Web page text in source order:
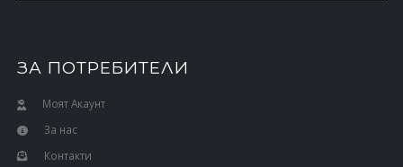
ЗА ПОТРЕБИТЕЛИ
Моят Акаунт
За нас
Контакти